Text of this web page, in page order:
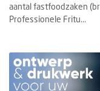
aantal fastfoodzaken
Professionele Fritu...